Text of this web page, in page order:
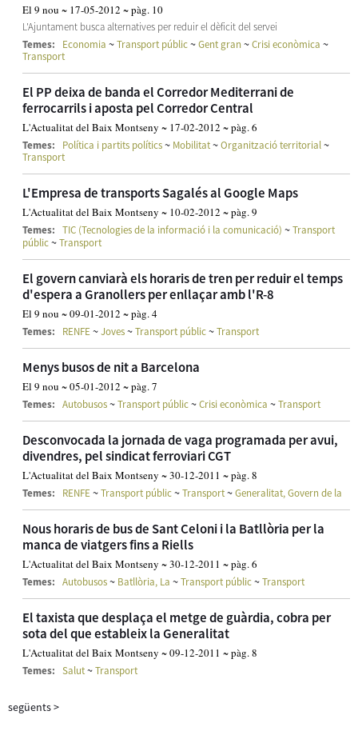
El 9 nou ~ 17-05-2012 ~ pàg. 10
L'Ajuntament busca alternatives per reduir el dèficit del servei
Temes:
Economia ~Transport públic~Gent gran ~Crisi econòmica ~
Transport
El PP deixa de banda el Corredor Mediterrani de
ferrocarrils i aposta pel Corredor Central
L'Actualitat del Baix Montseny ~ 17-02-2012 ~ pàg. 6
Temes: Política i partits polítics~ Mobilitat~Organització territorial~
Transport
L'Empresa de transports Sagalés al Google Maps
L'Actualitat del Baix Montseny ~ 10-02-2012 ~ pàg. 9
Temes: TIC (Tecnologies de la informació i la comunicació) ~Transport
públic~Transport
El govern canviarà els horaris de tren per reduir el temps
d'espera a Granollers per enllaçar amb l'R-8
El 9 nou ~ 09-01-2012 ~ pàg. 4
Temes: RENFE~Joves~Transport públic~Transport
Menys busos de nit a Barcelona
El 9 nou ~ 05-01-2012 ~ pàg. 7
Temes: Autobusos~Transport públic~Crisi econòmica ~Transport
Desconvocada la jornada de vaga programada per avui,
divendres, pel sindicat ferroviari CGT
L'Actualitat del Baix Montseny ~ 30-12-2011 ~ pàg. 8
Temes: RENFE~Transport públic~Transport~Generalitat, Govern de la
Nous horaris de bus de Sant Celoni i la Batllòria per la
manca de viatgers fins a Riells
L'Actualitat del Baix Montseny ~ 30-12-2011 ~ pàg. 6
Temes: Autobusos~ Batllòria, La ~Transport públic~Transport
El taxista que desplaça el metge de guàrdia, cobra per
sota del que estableix la Generalitat
L'Actualitat del Baix Montseny ~ 09-12-2011 ~ pàg. 8
Temes: Salut~Transport
següents>